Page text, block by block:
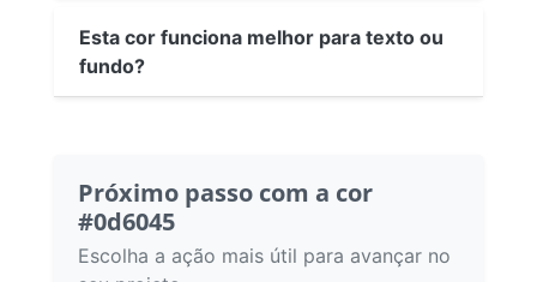
Esta cor funciona melhor para texto ou
fundo?
Próximo passo com a cor
#0d6045
Escolha a ação mais útil para avançar no